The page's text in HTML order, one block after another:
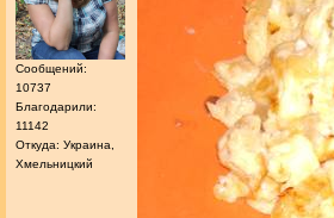
Сообщений:
10737
Благодарили:
11142
Откуда: Украина,
Хмельницкий